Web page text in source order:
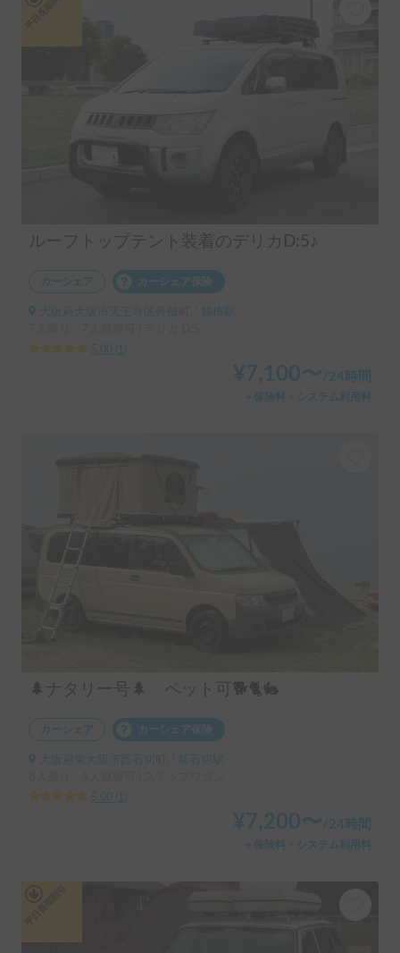
ルーフトップテント装着のデリカD:5♪
カーシェア カーシェア保険
大阪府大阪市天王寺区舟橋町, ' 鶴橋駅
5.00
¥ 7,100〜 /24時間
＋保険料・システム利用料
🌲ナタリー号🌲 ペット可🐕🐈🐇
カーシェア カーシェア保険
大阪府東大阪市西石切町, ' 新石切駅
5.00
¥ 7,200〜 /24時間
＋保険料・システム利用料